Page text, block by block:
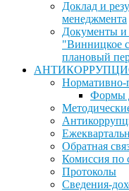
Доклад и
менеджмента
Документы
"Винницкое
плановый
Нормативно-
Формы
Обратная
Комиссия по
Протоколы
Сведения-